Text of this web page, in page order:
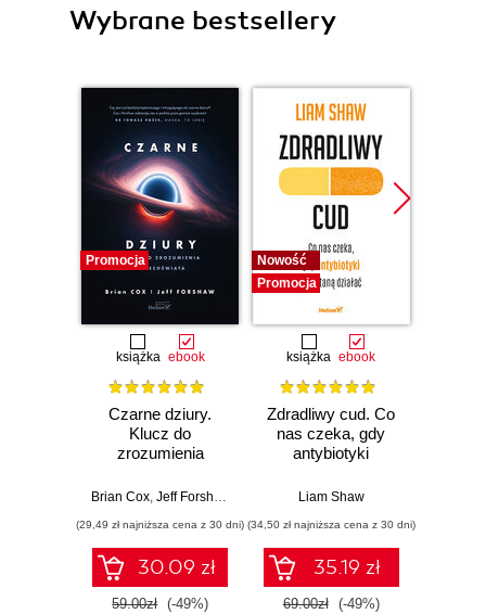
Wybrane bestsellery
Promocja
książka ebook
Czarne dziury.
Klucz do
zrozumienia
Brian Cox, Jeff Forshaw
(29,49 zł najniższa cena z 30 dni)
30.09 zł
59.00zł (-49%)
Nowość
Promocja
książka ebook
Zdradliwy cud. Co
nas czeka, gdy
antybiotyki
Liam Shaw
(34,50 zł najniższa cena z 30 dni)
35.19 zł
69.00zł (-49%)